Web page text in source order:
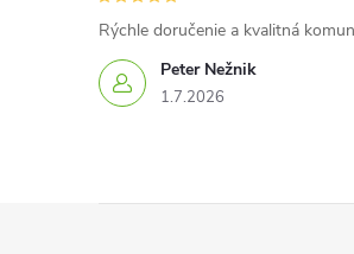
Peter Nežnik
1.7.2026
Rýchle doručenie a kvalitná